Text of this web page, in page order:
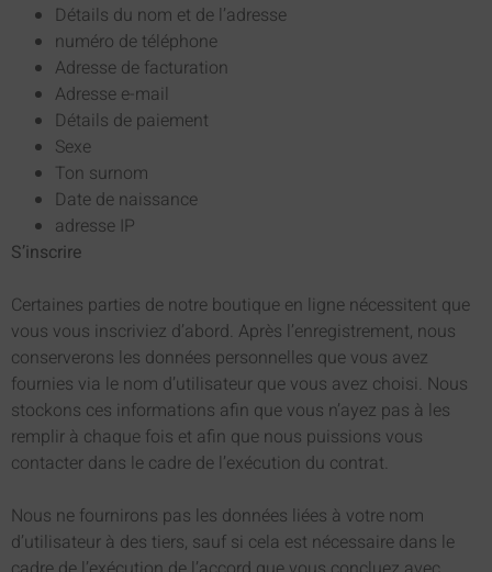
Détails du nom et de l’adresse
numéro de téléphone
Adresse de facturation
Adresse e-mail
Détails de paiement
Sexe
Ton surnom
Date de naissance
adresse IP
S’inscrire
Certaines parties de notre boutique en ligne nécessitent que
vous vous inscriviez d’abord. Après l’enregistrement, nous
conserverons les données personnelles que vous avez
fournies via le nom d’utilisateur que vous avez choisi. Nous
stockons ces informations afin que vous n’ayez pas à les
remplir à chaque fois et afin que nous puissions vous
contacter dans le cadre de l’exécution du contrat.
Nous ne fournirons pas les données liées à votre nom
d’utilisateur à des tiers, sauf si cela est nécessaire dans le